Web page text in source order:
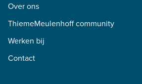
Over ons
ThiemeMeulenhoff community
Werken bij
Contact